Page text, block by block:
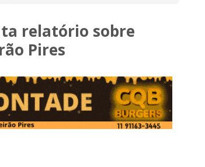
relatório sobre
Pires